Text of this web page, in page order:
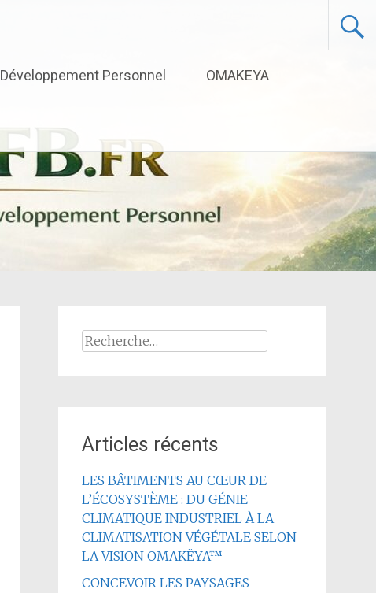
Développement Personnel OMAKEYA
Rechercher :
Articles récents
LES BÂTIMENTS AU CŒUR DE
L’ÉCOSYSTÈME : DU GÉNIE
CLIMATIQUE INDUSTRIEL À LA
CLIMATISATION VÉGÉTALE SELON
LA VISION OMAKËYA™
CONCEVOIR LES PAYSAGES